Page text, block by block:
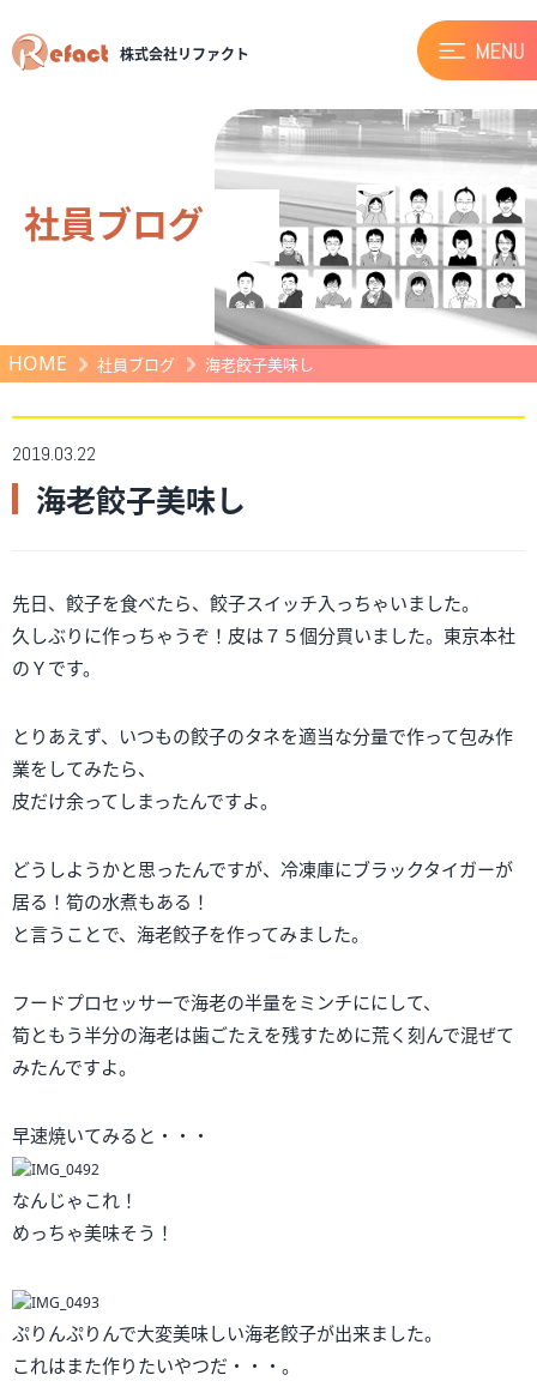
株式会社リファクト
社員ブログ
HOME 社員ブログ 海老餃子美味し
2019.03.22
海老餃子美味し
先日、餃子を食べたら、餃子スイッチ入っちゃいました。
久しぶりに作っちゃうぞ！皮は７５個分買いました。東京本社
のＹです。
とりあえず、いつもの餃子のタネを適当な分量で作って包み作
業をしてみたら、
皮だけ余ってしまったんですよ。
どうしようかと思ったんですが、冷凍庫にブラックタイガーが
居る！筍の水煮もある！
と言うことで、海老餃子を作ってみました。
フードプロセッサーで海老の半量をミンチににして、
筍ともう半分の海老は歯ごたえを残すために荒く刻んで混ぜて
みたんですよ。
早速焼いてみると・・・
なんじゃこれ！
めっちゃ美味そう！
ぷりんぷりんで大変美味しい海老餃子が出来ました。
これはまた作りたいやつだ・・・。